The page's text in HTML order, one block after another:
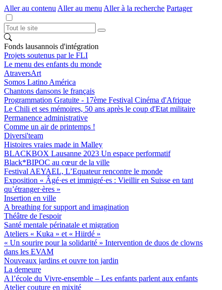
Aller au contenu Aller au menu Aller à la recherche Partager
Fonds lausannois d'intégration
Projets soutenus par le FLI
Le menu des enfants du monde
AtraversArt
Somos Latino América
Chantons dansons le français
Programmation Gratuite - 17ème Festival Cinéma d'Afrique
Le Chili et ses mémoires, 50 ans après le coup d'Etat militaire
Permanence administrative
Comme un air de printemps !
Diversi'team
Histoires vraies made in Malley
BLACKBOX Lausanne 2023 Un espace performatif
Black*BIPOC au cœur de la ville
Festival AEYAEL, L’Equateur rencontre le monde
Exposition « Âgé·es et immigré·es : Vieillir en Suisse en tant
qu’étranger·ères »
Insertion en ville
A breathing for support and imagination
Théâtre de l'espoir
Santé mentale périnatale et migration
Ateliers « Kuka » et « Hiirdé »
« Un sourire pour la solidarité » Intervention de duos de clowns
dans les EVAM
Nouveaux jardins et ouvre ton jardin
La demeure
A l’école du Vivre-ensemble – Les enfants parlent aux enfants
Atelier couture en mixité